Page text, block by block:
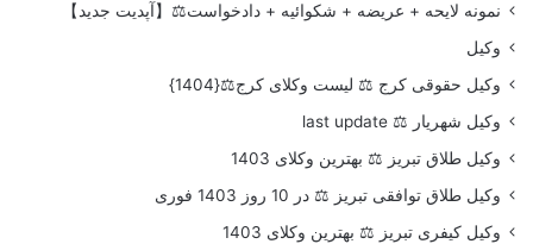
نمونه لایحه + عریضه + شکوائیه + دادخواست⚖️【آپدیت جدید】
وکیل
وکیل حقوقی کرج ⚖️ لیست وکلای کرج⚖️{1404}
وکیل شهریار ⚖️ last update
وکیل طلاق تبریز ⚖️ بهترین وکلای 1403
وکیل طلاق توافقی تبریز ⚖️ در 10 روز 1403 فوری
وکیل کیفری تبریز ⚖️ بهترین وکلای 1403